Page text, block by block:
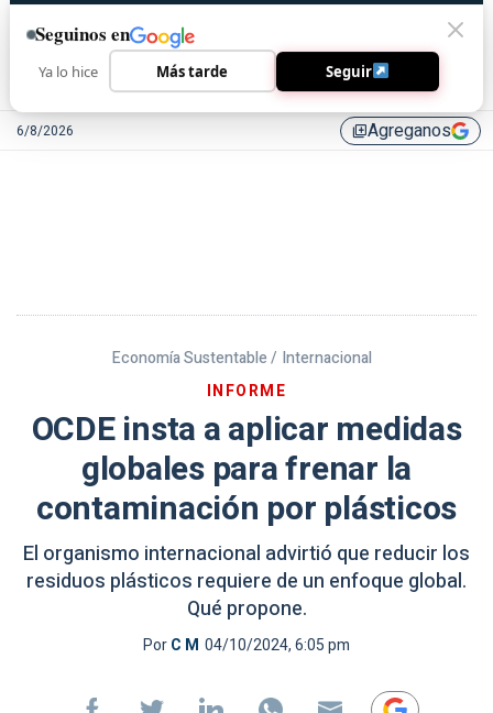
6/8/2026 library_addAgreganos
Economía Sustentable / Internacional
INFORME
OCDE insta a aplicar medidas
globales para frenar la
contaminación por plásticos
El organismo internacional advirtió que reducir los
residuos plásticos requiere de un enfoque global.
Qué propone.
PorC M 04/10/2024, 6:05 pm
Seguinos en
Ya lo hice Más tarde Seguir